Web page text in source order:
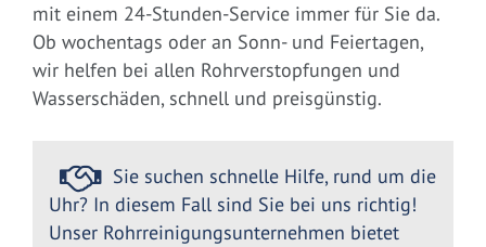
mit einem 24-Stunden-Service immer für Sie da.
Ob wochentags oder an Sonn- und Feiertagen,
wir helfen bei allen Rohrverstopfungen und
Wasserschäden, schnell und preisgünstig.
Sie suchen schnelle Hilfe, rund um die
Uhr? In diesem Fall sind Sie bei uns richtig!
Unser Rohrreinigungsunternehmen bietet